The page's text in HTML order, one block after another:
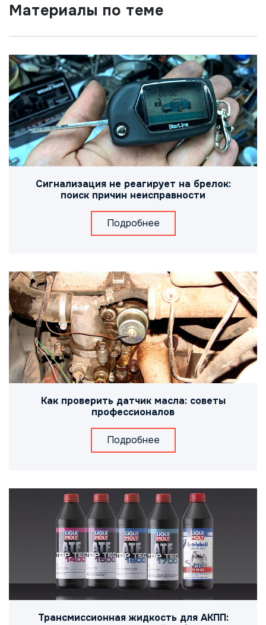
Материалы по теме
Сигнализация не реагирует на брелок:
поиск причин неисправности
Подробнее
Как проверить датчик масла: советы
профессионалов
Подробнее
Трансмиссионная жидкость для АКПП: